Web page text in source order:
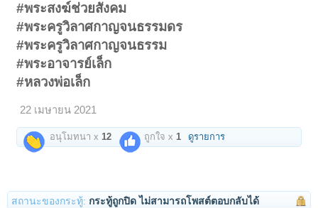
#พระสงฆ์ช่วยสังคม
#พระครูวิลาศกาญจนธรรมดร
#พระครูวิลาศกาญจนธรรม
#พระอาจารย์เล็ก
#หลวงพ่อเล็ก
22 เมษายน 2021
อนุโมทนา x12 ถูกใจ x1 ดูรายการ
สถานะของกระทู้: กระทู้ถูกปิด ไม่สามารถโพสต์ตอบกลับได้